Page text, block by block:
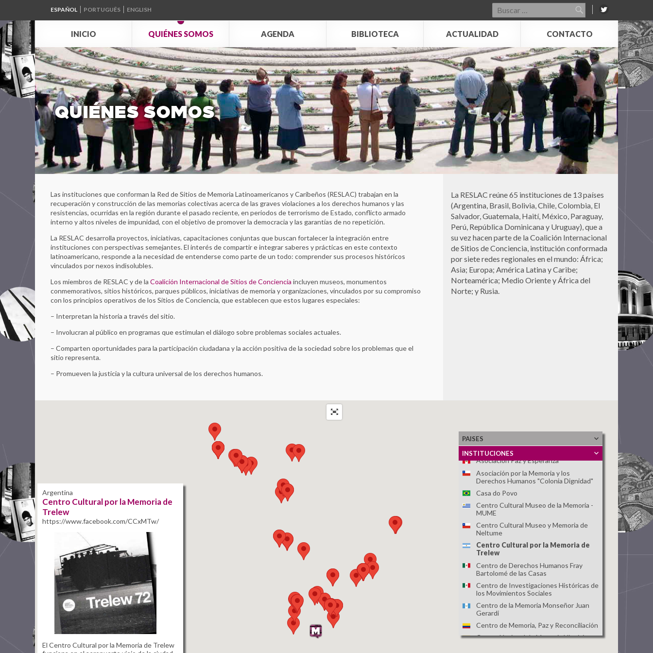
ESPAÑOL ENGLISH
PORTUGUÊS
Buscar
por:
INICIO
QUIÉNES SOMOS AGENDA BIBLIOTECA ACTUALIDAD CONTACTO
QUIÉNES SOMOS
Las instituciones que conforman la Red de Sitios de Memoria Latinoamericanos y Caribeños (RESLAC) trabajan en la
recuperación y construcción de las memorias colectivas acerca de las graves violaciones a los derechos humanos y las
resistencias, ocurridas en la región durante el pasado reciente, en periodos de terrorismo de Estado, conflicto armado
interno y altos niveles de impunidad, con el objetivo de promover la democracia y las garantías de no repetición.
La RESLAC desarrolla proyectos, iniciativas, capacitaciones conjuntas que buscan fortalecer la integración entre
instituciones con perspectivas semejantes. El interés de compartir e integrar saberes y prácticas en este contexto
latinoamericano, responde a la necesidad de entenderse como parte de un todo: comprender sus procesos históricos
vinculados por nexos indisolubles.
Los miembros de RESLAC y de la Coalición Internacional de Sitios de Conciencia incluyen museos, monumentos
conmemorativos, sitios históricos, parques públicos, iniciativas de memoria y organizaciones, vinculados por su compromiso
con los principios operativos de los Sitios de Conciencia, que establecen que estos lugares especiales:
– Interpretan la historia a través del sitio.
– Involucran al público en programas que estimulan el diálogo sobre problemas sociales actuales.
– Comparten oportunidades para la participación ciudadana y la acción positiva de la sociedad sobre los problemas que el
sitio representa.
– Promueven la justicia y la cultura universal de los derechos humanos.
La RESLAC reúne 65 instituciones de 13 países
(Argentina, Brasil, Bolivia, Chile, Colombia, El
Salvador, Guatemala, Haití, México, Paraguay,
Perú, República Dominicana y Uruguay), que a
su vez hacen parte de la Coalición Internacional
de Sitios de Conciencia, institución conformada
por siete redes regionales en el mundo: África;
Asia; Europa; América Latina y Caribe;
Norteamérica; Medio Oriente y África del
Norte; y Rusia.
PAISES
INSTITUCIONES
Asociación Nacional de Familiares de
Secuestrados, Detenidos y
Desaparecidos del Perú (ANFASEP)
Asociación Paz y Esperanza
Asociación por la Memoria y los
Derechos Humanos "Colonia Dignidad"
Casa do Povo
Centro Cultural Museo de la Memoria -
MUME
Centro Cultural Museo y Memoria de
Neltume
Centro Cultural por la Memoria de
Trelew
Centro de Derechos Humanos Fray
Bartolomé de las Casas
Centro de Investigaciones Históricas de
los Movimientos Sociales
Centro de la Memoria Monseñor Juan
Gerardi
Centro de Memoria, Paz y Reconciliación
Centro Nacional de Memoria Histórica
de
de Trelew